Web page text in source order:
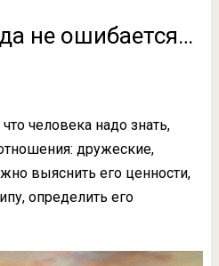
не ошибается…
человека надо знать,
дружеские,
выяснить его ценности,
определить его